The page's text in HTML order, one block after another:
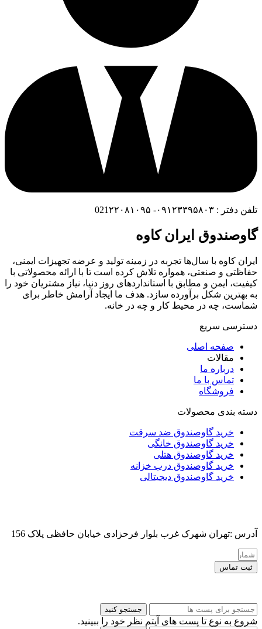
تلفن دفتر : ۰۹۱۲۳۳۹۵۸۰۳- 021۲۲۰۸۱۰۹۵
گاوصندوق ایران کاوه
ایران کاوه با سال‌ها تجربه در زمینه تولید و عرضه تجهیزات ایمنی،
حفاظتی و صنعتی، همواره تلاش کرده است تا با ارائه محصولاتی با
کیفیت، ایمن و مطابق با استانداردهای روز دنیا، نیاز مشتریان خود را
به بهترین شکل برآورده سازد. هدف ما ایجاد آرامش خاطر برای
شماست، چه در محیط کار و چه در خانه.
دسترسی سریع
صفحه اصلی
مقالات
درباره ما
تماس با ما
فروشگاه
دسته بندی محصولات
خرید گاوصندوق ضد سرقت
خرید گاوصندوق خانگی
خرید گاوصندوق هتلی
خرید گاوصندوق درب خزانه
خرید گاوصندوق دیجیتالی
آدرس :تهران شهرک غرب بلوار فرحزادی خیابان حافظی پلاک 156
ثبت تماس
جستجو کنید
شروع به نوع تا پست های آیتم نظر خود را ببینید.